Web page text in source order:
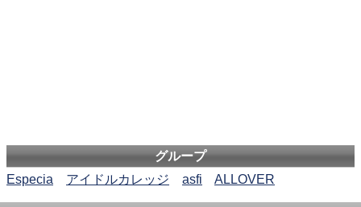
グループ
Especia
アイドルカレッジ asfi ALLOVER